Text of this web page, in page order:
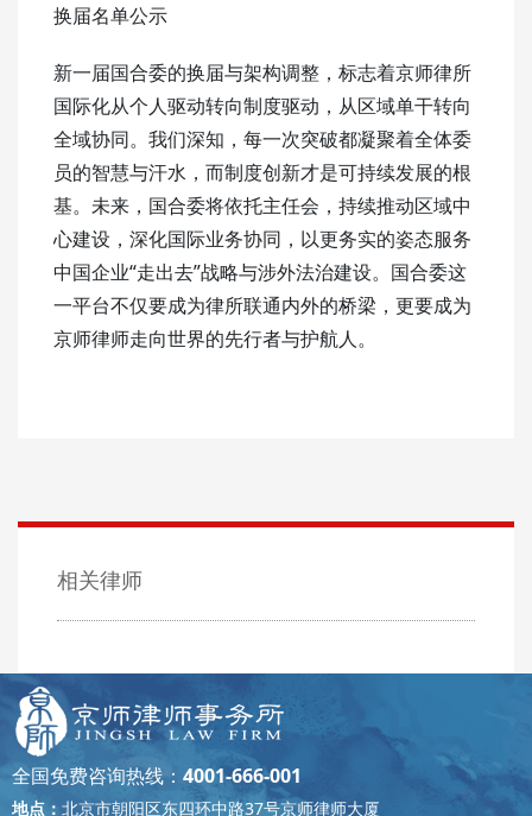
换届名单公示
新一届国合委的换届与架构调整，标志着京师律所
国际化从个人驱动转向制度驱动，从区域单干转向
全域协同。我们深知，每一次突破都凝聚着全体委
员的智慧与汗水，而制度创新才是可持续发展的根
基。未来，国合委将依托主任会，持续推动区域中
心建设，深化国际业务协同，以更务实的姿态服务
中国企业“走出去”战略与涉外法治建设。国合委这
一平台不仅要成为律所联通内外的桥梁，更要成为
京师律师走向世界的先行者与护航人。
相关律师
全国免费咨询热线： 4001-666-001
地点： 北京市朝阳区东四环中路37号京师律师大厦